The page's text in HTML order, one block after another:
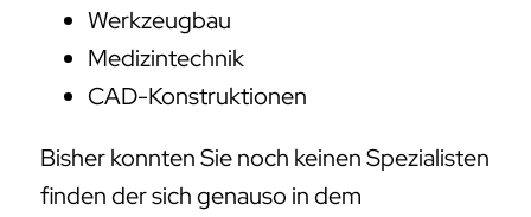
Werkzeugbau
Medizintechnik
CAD-Konstruktionen
Bisher konnten Sie noch keinen Spezialisten
finden der sich genauso in dem